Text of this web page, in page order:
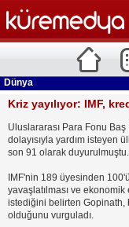
Dünya
Kriz yayılıyor: IMF,
Uluslararası Para Fonu
dolayısıyla yardım isteyen
son 91 olarak duyurulmuştu.
IMF'nin 189 üyesinden
yavaşlatılması ve
istediğini belirten Gopinath,
olduğunu vurguladı.